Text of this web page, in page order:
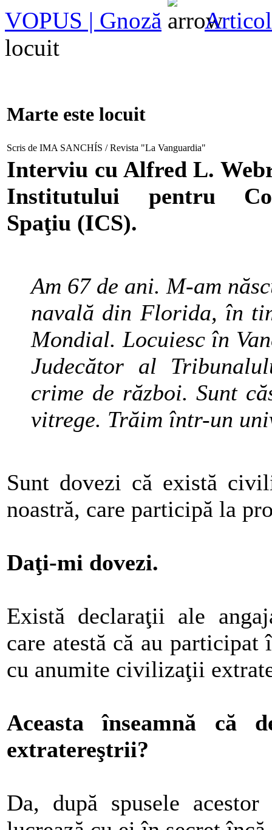
VOPUS | Gnoză
locuit
Marte este locuit
Scris de IMA SANCHÍS / Revista "La Vanguardia"
Interviu cu Alfred L.
Institutului pentru
Spaţiu (ICS).
Am 67 de ani. M-am
navală din Florida, în
Mondial. Locuiesc în
Judecător al
crime de război. Sunt
vitrege. Trăim într-un
Sunt dovezi că există
noastră, care participă la
Daţi-mi dovezi.
Există declaraţii ale
care atestă că au participat
cu anumite civilizaţii
Aceasta înseamnă că
extratereştrii?
Da, după spusele